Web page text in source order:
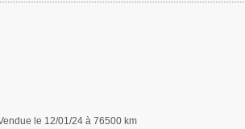
le 12/01/24 à 76500 km